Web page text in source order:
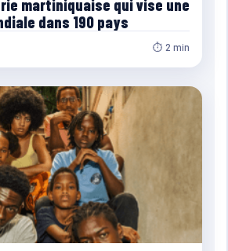
martiniquaise qui vise une
dans 190 pays
⏱ 2 min